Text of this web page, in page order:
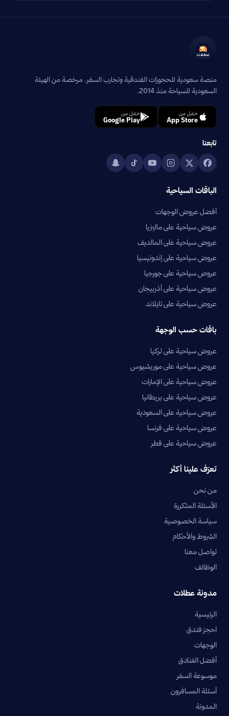
منصة سعودية للحجوزات الفندقية وتجارب السفر. مرخصة من الهيئة
السعودية للسياحة منذ 2014.
حمّل من
App Store
حمّل من
Google Play
تابعنا
الباقات السياحية
أفضل عروض الوجهات
عروض سياحية على ماليزيا
عروض سياحية على المالديف
عروض سياحية على إندونيسيا
عروض سياحية على جورجيا
عروض سياحية على أذربيجان
عروض سياحية على تايلاند
باقات حسب الوجهة
عروض سياحية على تركيا
عروض سياحية على موريشيوس
عروض سياحية على الإمارات
عروض سياحية على بريطانيا
عروض سياحية على السعودية
عروض سياحية على فرنسا
عروض سياحية على قطر
تعرّف علينا أكثر
من نحن
الأسئلة المتكررة
سياسة الخصوصية
الشروط والأحكام
تواصل معنا
الوظائف
مدونة عطلات
الرئيسية
احجز فندق
الوجهات
أفضل الفنادق
موسوعة السفر
أسئلة المسافرون
المدونة